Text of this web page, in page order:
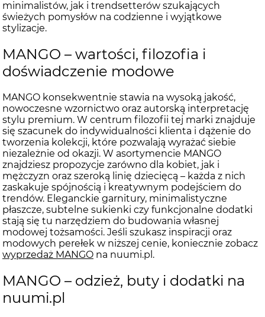
minimalistów, jak i trendsetterów szukających
świeżych pomysłów na codzienne i wyjątkowe
stylizacje.
MANGO – wartości, filozofia i
doświadczenie modowe
MANGO konsekwentnie stawia na wysoką jakość,
nowoczesne wzornictwo oraz autorską interpretację
stylu premium. W centrum filozofii tej marki znajduje
się szacunek do indywidualności klienta i dążenie do
tworzenia kolekcji, które pozwalają wyrażać siebie
niezależnie od okazji. W asortymencie MANGO
znajdziesz propozycje zarówno dla kobiet, jak i
mężczyzn oraz szeroką linię dziecięcą – każda z nich
zaskakuje spójnością i kreatywnym podejściem do
trendów. Eleganckie garnitury, minimalistyczne
płaszcze, subtelne sukienki czy funkcjonalne dodatki
stają się tu narzędziem do budowania własnej
modowej tożsamości. Jeśli szukasz inspiracji oraz
modowych perełek w niższej cenie, koniecznie zobacz
wyprzedaż MANGO na nuumi.pl.
MANGO – odzież, buty i dodatki na
nuumi.pl